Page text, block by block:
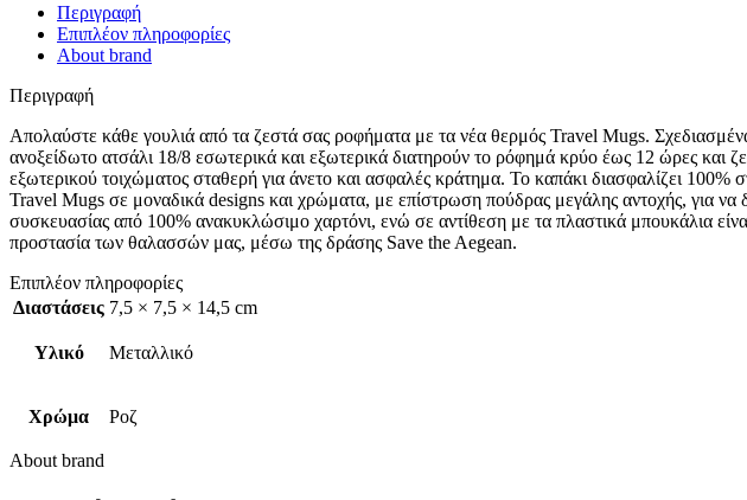
Περιγραφή
Επιπλέον πληροφορίες
About brand
Περιγραφή
Απολαύστε κάθε γουλιά από τα ζεστά σας ροφήματα με τα νέα θερμός Travel Mugs.
ανοξείδωτο ατσάλι 18/8 εσωτερικά και εξωτερικά διατηρούν το ρόφημά κρύο έως 12 ώρες
εξωτερικού τοιχώματος σταθερή για άνετο και ασφαλές κράτημα. Το καπάκι διασφαλίζει
Travel Mugs σε μοναδικά designs και χρώματα, με επίστρωση πούδρας μεγάλης αντοχής, για να
συσκευασίας από 100% ανακυκλώσιμο χαρτόνι, ενώ σε αντίθεση με τα πλαστικά μπουκάλια
προστασία των θαλασσών μας, μέσω της δράσης Save the Aegean.
Επιπλέον πληροφορίες
Διαστάσεις 7,5 × 7,5 × 14,5 cm
Υλικό Μεταλλικό
Χρώμα Ροζ
About brand